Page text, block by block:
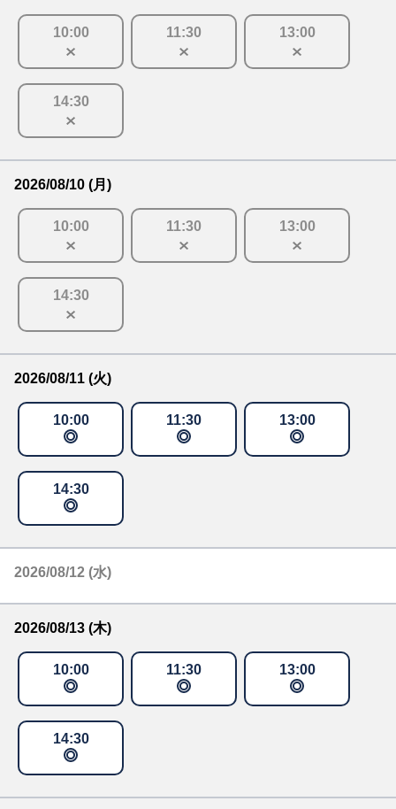
10:00 11:30 13:00
14:30
2026/08/10 (月)
10:00 11:30 13:00
14:30
2026/08/11 (火)
10:00 11:30 13:00
14:30
2026/08/12 (水)
2026/08/13 (木)
10:00 11:30 13:00
14:30